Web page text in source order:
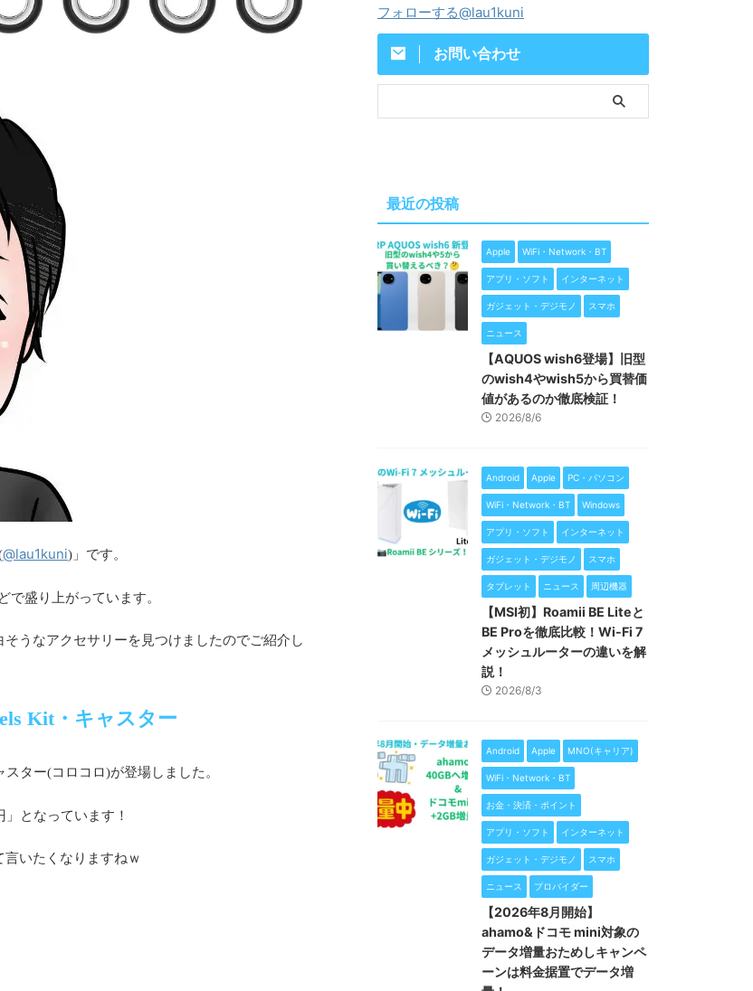
@lau1kuni)」です。
で盛り上がっています。
うなアクセサリーを見つけましたのでご紹介し
Kit・キャスター
スター(コロコロ)が登場しました。
」となっています！
いたくなりますねｗ
フォローする@lau1kuni
お問い合わせ
最近の投稿
Apple WiFi・Network・BT
アプリ・ソフト インターネット
ガジェット・デジモノ スマホ
ニュース
【AQUOS wish6登場】旧型
のwish4やwish5から買替価
値があるのか徹底検証！
2026/8/6
Android Apple PC・パソコン
WiFi・Network・BT Windows
アプリ・ソフト インターネット
ガジェット・デジモノ スマホ
タブレット ニュース 周辺機器
【MSI初】Roamii BE Liteと
BE Proを徹底比較！Wi-Fi 7
メッシュルーターの違いを解
説！
2026/8/3
Android Apple MNO(キャリア)
WiFi・Network・BT
お金・決済・ポイント
アプリ・ソフト インターネット
ガジェット・デジモノ スマホ
ニュース プロバイダー
【2026年8月開始】
ahamo&ドコモ mini対象の
データ増量おためしキャンペ
ーンは料金据置でデータ増